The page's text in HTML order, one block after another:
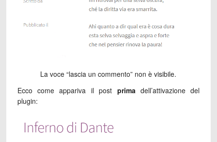
La voce “lascia un commento” non è visibile.
Ecco come appariva il post primadell’attivazione del
plugin: